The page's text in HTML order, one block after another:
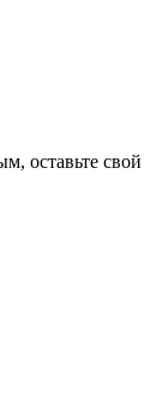
оставьте свой